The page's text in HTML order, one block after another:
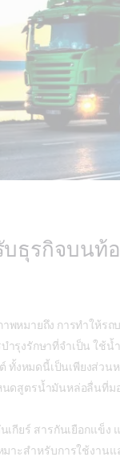
บธุรกิจบนท้
พหมายถึง การทำให้ร
รุงรักษาที่จำเป็น ใช้น้ำ
ทั้งหมดนี้เป็นเพียงส่วน
นดสูตรน้ำมันหล่อลื่นที่
ยร์ สารกันเยือกแข็ง
าะสำหรับการใช้งาน